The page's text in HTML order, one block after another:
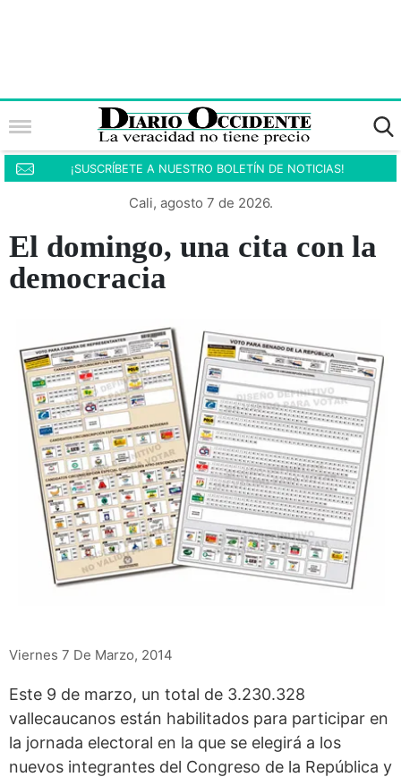
¡SUSCRÍBETE A NUESTRO BOLETÍN DE NOTICIAS!
Cali, agosto 7 de 2026.
El domingo, una cita con la
democracia
Viernes 7 De Marzo, 2014
Este 9 de marzo, un total de 3.230.328
vallecaucanos están habilitados para participar en
la jornada electoral en la que se elegirá a los
nuevos integrantes del Congreso de la República y